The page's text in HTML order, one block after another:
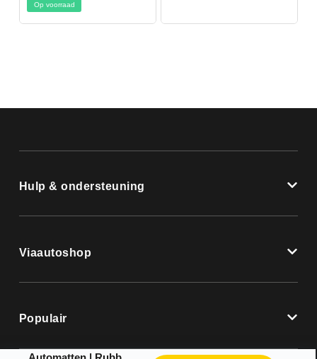
Op voorraad
Hulp & ondersteuning
Viaautoshop
Populair